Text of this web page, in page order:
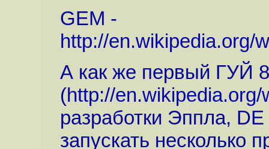
GEM -
http://en.wikipedia.org/
А как же первый ГУЙ
(http://
разработки Эппла,
запускать несколько